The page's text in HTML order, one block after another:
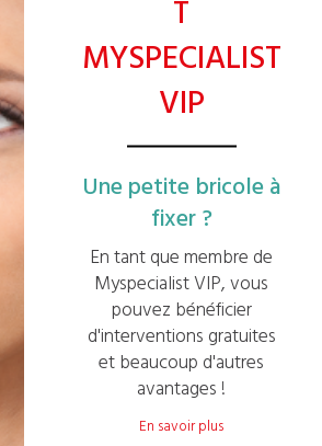
découvrir d'autres
plombiers
vous
également
T
MYSPECIALIST
VIP
Une petite bricole à
fixer ?
En tant que membre de
Myspecialist VIP, vous
pouvez bénéficier
d'interventions gratuites
et beaucoup d'autres
avantages !
En savoir plus